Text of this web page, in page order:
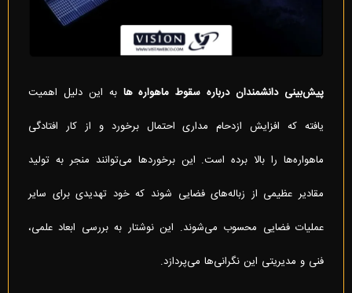
پیش‌بینی دانشمندان درباره سقوط ماهواره ها به این دلیل اهمیت
یافته که افزایش ازدحام مداری احتمال برخورد و از کار افتادگی
ماهواره‌ها را بالا برده است. این برخوردها می‌توانند منجر به تولید
مقادیر عظیمی از زباله‌های فضایی شوند که خود تهدیدی برای سایر
عملیات فضایی محسوب می‌شوند. این نوشتار به بررسی ابعاد علمی،
فنی و مدیریتی این نگرانی‌ها می‌پردازد.